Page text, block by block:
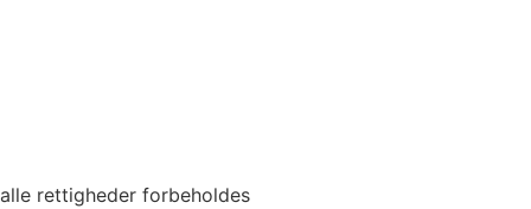
alle rettigheder forbeholdes